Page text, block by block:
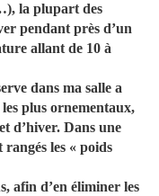
la plupart des
pendant près d’un
allant de 10 à
dans ma salle a
plus ornementaux,
d’hiver. Dans une
les « poids
afin d’en éliminer les